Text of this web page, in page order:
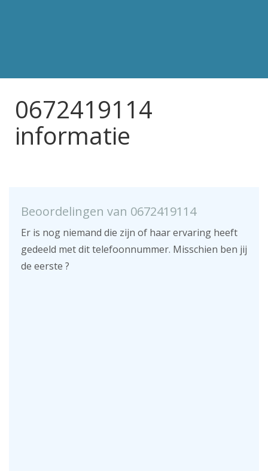
0672419114
informatie
Beoordelingen van 0672419114
Er is nog niemand die zijn of haar ervaring heeft
gedeeld met dit telefoonnummer. Misschien ben jij
de eerste ?